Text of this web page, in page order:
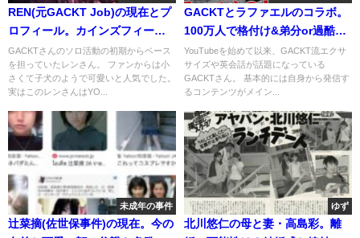
REN(元GACKT Job)の現在とプ
ロフィール。カインズフィール
時代(画像)
GACKTさんのソロ活動の初期からベース
を担っていたレンさん。 ファンからは小
さくて子犬のようで可愛いと人気でした。
実はこのレンさんはYO...
GACKTとラファエルのコラボ。
100万人で格付け&弟分or過酷な
ダンサー
YouTubeを始めて以来、GACKT流エクサ
サイズや英会話が話題になっている
GACKTさん。 基本的には自身から発信す
るコンテンツがメイン...
未成年の事件
辻菜摘(佐世保事件)の現在。今の
ゆず
北川悠仁の母と妻・高島彩。離